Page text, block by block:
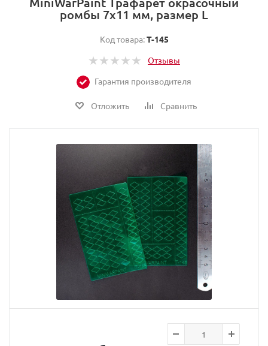
ромбы 7х11 мм, размер L
Код товара:T-145
Отзывы
Гарантия производителя
Отложить Сравнить